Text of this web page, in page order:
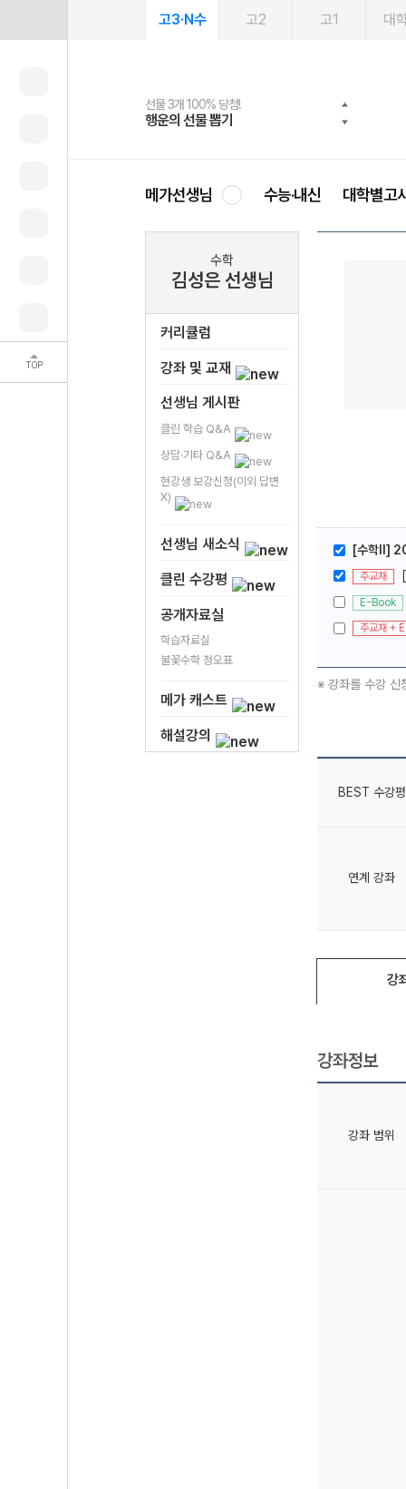
TOP
고3·N수 고2 고1 대
선물 3개 100% 당첨!
행운의 선물 뽑기
선물 100% 증정!
메가스터디 X 올리브
여름방학 스터디 캐시백
메가런 썸머스쿨
2027 러셀 단과
강사 공개선발
스마트러닝앱
설문 EVENT
메가패스
3일 무료 체험권
메가패스 수강생 무료혜택!
메가클럽 멤버십
사회공헌 캠페인
희망이룸 메가나눔
메가선생님 수능·내신 대학별고
수학
김성은 선생님
커리큘럼
강좌 및 교재
선생님 게시판
클린 학습 Q&A
상담·기타 Q&A
현강생 보강신청(이외 답변
X)
선생님 새소식
클린 수강평
공개자료실
학습자료실
불꽃수학 정오표
메가 캐스트
해설강의
[수학ll]
주교재
E-Book
주교재 +
※ 강좌를 수강 신
BEST 수강평
연계 강좌
강
강좌정보
강좌 범위